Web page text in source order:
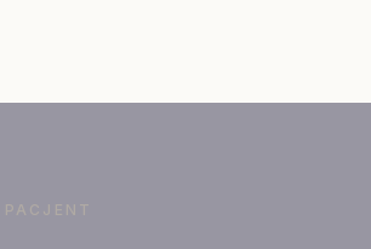
PACJENT